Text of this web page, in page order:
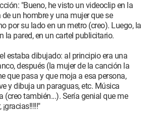
"Bueno, he visto un videoclip en la
de un hombre y una mujer que se
por su lado en un metro (creo). Luego, la
la pared, en un cartel publicitario.
estaba dibujado: al principio era una
después (la mujer de la canción la
que pasa y que moja a esa persona,
y dibuja un paraguas, etc. Música
(creo también...). Sería genial que me